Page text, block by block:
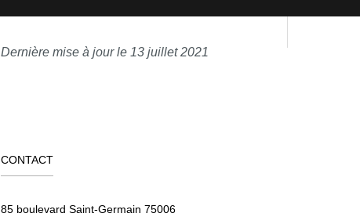
Dernière mise à jour le 13 juillet 2021
CONTACT
85 boulevard Saint-Germain 75006